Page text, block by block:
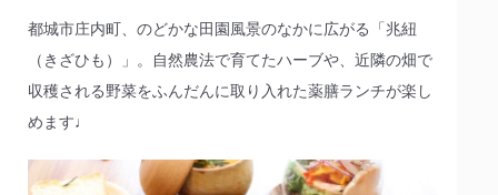
都城市庄内町、のどかな田園風景のなかに広がる「兆紐
（きざひも）」。自然農法で育てたハーブや、近隣の畑で
収穫される野菜をふんだんに取り入れた薬膳ランチが楽し
めます♩